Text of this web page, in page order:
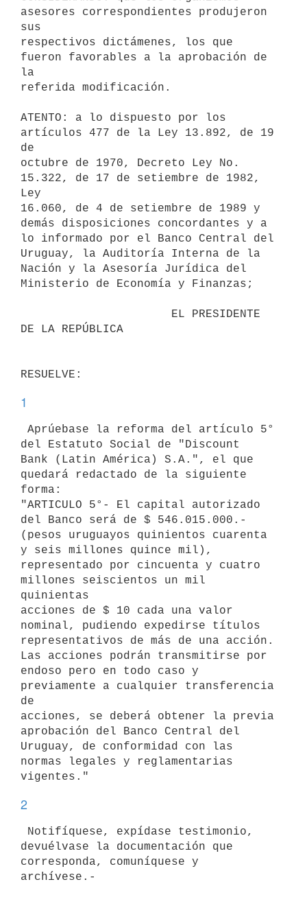
asesores correspondientes produjeron
sus
respectivos dictámenes, los que
fueron favorables a la aprobación de
la
referida modificación.
ATENTO: a lo dispuesto por los
artículos 477 de la Ley 13.892, de 19
de
octubre de 1970, Decreto Ley No.
15.322, de 17 de setiembre de 1982,
Ley
16.060, de 4 de setiembre de 1989 y
demás disposiciones concordantes y a
lo informado por el Banco Central del
Uruguay, la Auditoría Interna de la
Nación y la Asesoría Jurídica del
Ministerio de Economía y Finanzas;
DE LA REPÚBLICA
1
del Estatuto Social de "Discount
Bank (Latin América) S.A.", el que
quedará redactado de la siguiente
forma:
"ARTICULO 5°- El capital autorizado
del Banco será de $ 546.015.000.-
(pesos uruguayos quinientos cuarenta
y seis millones quince mil),
representado por cincuenta y cuatro
millones seiscientos un mil
quinientas
acciones de $ 10 cada una valor
nominal, pudiendo expedirse títulos
representativos de más de una acción.
Las acciones podrán transmitirse por
endoso pero en todo caso y
previamente a cualquier transferencia
de
acciones, se deberá obtener la previa
aprobación del Banco Central del
Uruguay, de conformidad con las
normas legales y reglamentarias
2
devuélvase la documentación que
corresponda, comuníquese y